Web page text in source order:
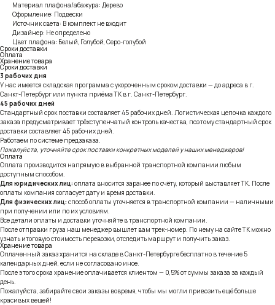
Материал плафона/абажура: Дерево
Оформление: Подвески
Источник света: В комплект не входит
Дизайнер: Не определено
Цвет плафона: Белый, Голубой, Серо-голубой
Сроки доставки
Оплата
Хранение товара
Сроки доставки
3 рабочих дня
У нас имеется складская программа с укороченным сроком доставки — до адреса в г.
Санкт-Петербург или пункта приёма ТК в г. Санкт-Петербург.
45 рабочих дней
Стандартный срок поставки составляет 45 рабочих дней. Логистическая цепочка каждого
заказа предусматривает трёхступенчатый контроль качества, поэтому стандартный срок
доставки составляет 45 рабочих дней.
Работаем по системе предзаказа.
Пожалуйста, уточняйте срок поставки конкретных моделей у наших менеджеров!
Оплата
Оплата производится напрямую в выбранной транспортной компании любым
доступным способом.
Для юридических лиц: оплата вносится заранее по счёту, который выставляет ТК. После
оплаты компания согласует дату и время доставки.
Для физических лиц: способ оплаты уточняется в транспортной компании — наличными
при получении или по их условиям.
Все детали оплаты и доставки уточняйте в транспортной компании.
После отправки груза наш менеджер вышлет вам трек-номер. По нему на сайте ТК можно
узнать итоговую стоимость перевозки, отследить маршрут и получить заказ.
Хранение товара
Оплаченный заказ хранится на складе в Санкт-Петербурге бесплатно в течение 5
календарных дней, если не согласовано иное.
После этого срока хранение оплачивается клиентом — 0,5% от суммы заказа за каждый
день.
Пожалуйста, забирайте свои заказы вовремя, чтобы мы могли привозить ещё больше
красивых вещей!